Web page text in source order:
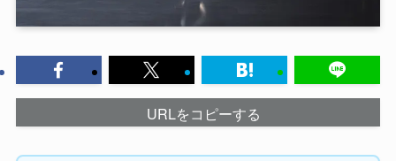
URLをコピーする